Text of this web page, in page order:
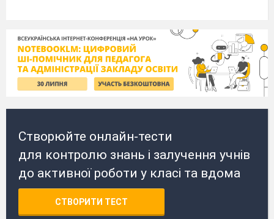
Створюйте онлайн-тести
для контролю знань і залучення учнів
до активної роботи у класі та вдома
СТВОРИТИ ТЕСТ